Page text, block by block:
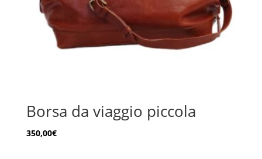
Borsa da viaggio piccola
350,00€